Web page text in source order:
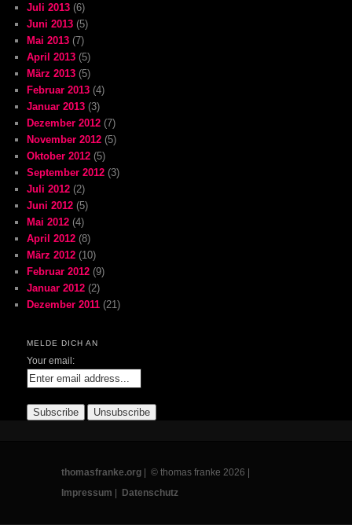
Juli 2013 (6)
Juni 2013 (5)
Mai 2013 (7)
April 2013 (5)
März 2013 (5)
Februar 2013 (4)
Januar 2013 (3)
Dezember 2012 (7)
November 2012 (5)
Oktober 2012 (5)
September 2012 (3)
Juli 2012 (2)
Juni 2012 (5)
Mai 2012 (4)
April 2012 (8)
März 2012 (10)
Februar 2012 (9)
Januar 2012 (2)
Dezember 2011 (21)
MELDE DICH AN
Your email:
thomasfranke.org | © thomas franke 2026 |
Impressum
Datenschutz